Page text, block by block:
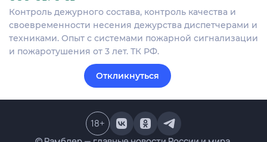
Контроль дежурного состава, контроль качества и
своевременности несения дежурства диспетчерами и
техниками. Опыт с системами пожарной сигнализации
и пожаротушения от 3 лет. ТК РФ.
Откликнуться
18+